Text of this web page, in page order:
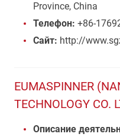
Province, China
Телефон: +86-
Сайт: http://
EUMASPINNER
TECHNOLOGY CO.
Описание